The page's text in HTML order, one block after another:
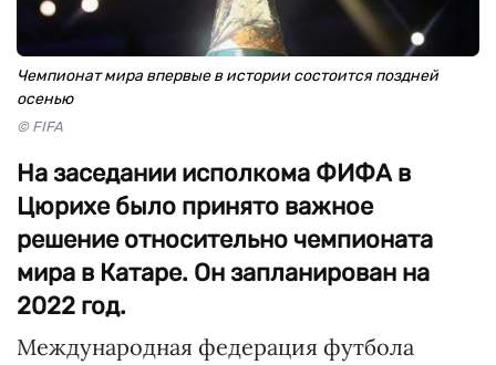
Чемпионат мира впервые в истории состоится поздней
осенью
© FIFA
На заседании исполкома ФИФА в
Цюрихе было принято важное
решение относительно чемпионата
мира в Катаре. Он запланирован на
2022 год.
Международная федерация футбола